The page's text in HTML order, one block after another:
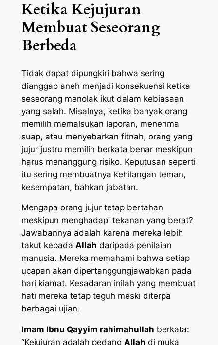
Ketika Kejujuran
Membuat Seseorang
Berbeda
Tidak dapat dipungkiri bahwa sering
dianggap aneh menjadi konsekuensi ketika
seseorang menolak ikut dalam kebiasaan
yang salah. Misalnya, ketika banyak orang
memilih memalsukan laporan, menerima
suap, atau menyebarkan fitnah, orang yang
jujur justru memilih berkata benar meskipun
harus menanggung risiko. Keputusan seperti
itu sering membuatnya kehilangan teman,
kesempatan, bahkan jabatan.
Mengapa orang jujur tetap bertahan
meskipun menghadapi tekanan yang berat?
Jawabannya adalah karena mereka lebih
takut kepada Allah daripada penilaian
manusia. Mereka memahami bahwa setiap
ucapan akan dipertanggungjawabkan pada
hari kiamat. Kesadaran inilah yang membuat
hati mereka tetap teguh meski diterpa
berbagai ujian.
Imam Ibnu Qayyim rahimahullah berkata:
“Kejujuran adalah pedang Allah di muka